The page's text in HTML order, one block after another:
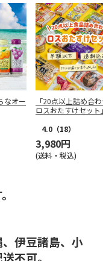
なオー
「20点以上詰め合
ロスおたすけセット
4.0 （18）
3,980円
(送料・税込)
伊豆諸島、小
不可。